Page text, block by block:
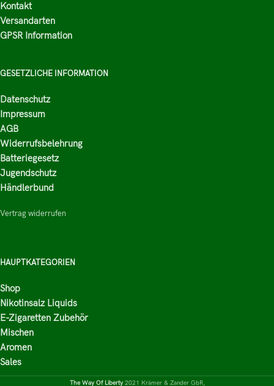
Kontakt
Versandarten
GPSR Information
GESETZLICHE INFORMATION
Datenschutz
Impressum
AGB
Widerrufsbelehrung
Batteriegesetz
Jugendschutz
Händlerbund
Vertrag widerrufen
HAUPTKATEGORIEN
Shop
Nikotinsalz Liquids
E-Zigaretten Zubehör
Mischen
Aromen
Sales
The Way Of Liberty 2021 Krämer & Zander GbR,